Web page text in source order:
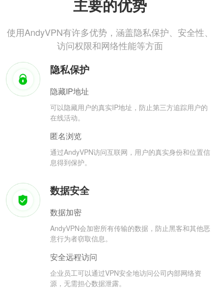
主要的优势
使用AndyVPN有许多优势，涵盖隐私保护、安全性、
访问权限和网络性能等方面
隐私保护
隐藏IP地址
可以隐藏用户的真实IP地址，防止第三方追踪用户的
在线活动。
匿名浏览
通过AndyVPN访问互联网，用户的真实身份和位置信
息得到保护。
数据安全
数据加密
AndyVPN会加密所有传输的数据，防止黑客和其他恶
意行为者窃取信息。
安全远程访问
企业员工可以通过VPN安全地访问公司内部网络资
源，无需担心数据泄露。